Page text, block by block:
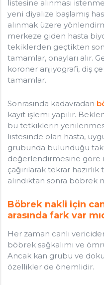
listesine alınması
yeni diyalize başlamış
alınmak üzere
merkeze giden hasta
tekiklerden geçtikten
tamamlar, onayları alır.
koroner anjiyografi, diş
tamamlar.
Sonrasında kadavradan
kayıt işlemi yapılır.
bu tetkiklerin
listesinde olan hasta,
grubunda bulunduğu
değerlendirmesine göre
çağırılarak tekrar
alındıktan sonra böbrek
Böbrek nakli için
arasında fark var
Her zaman canlı
böbrek sağkalımı ve
Ancak kan grubu ve
özellikler de önemlidir.